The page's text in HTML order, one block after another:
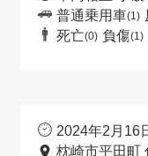
普通乗用車(1)
死亡(0) 負傷(1)
2024年2月16
枕崎市平田町